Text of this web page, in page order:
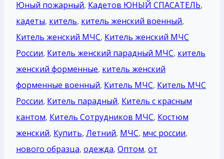
Юный пожарный, Кадетов ЮНЫЙ СПАСАТЕЛЬ,
кадеты, китель, китель женский военный,
Китель женский МЧС, Китель женский МЧС
России, Китель женский парадный МЧС, китель
женский форменные, китель женский
форменные военный, Китель МЧС, Китель МЧС
России, Китель парадный, Китель с красным
кантом, Китель Сотрудников МЧС, Костюм
женский, Купить, Летний, МЧС, мчс россии,
нового образца, одежда, Оптом, от